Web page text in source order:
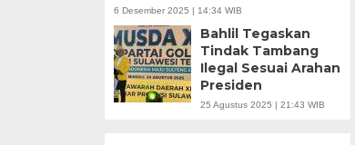
6 Desember 2025 | 14:34 WIB
Bahlil Tegaskan
Tindak Tambang
Ilegal Sesuai Arahan
Presiden
25 Agustus 2025 | 21:43 WIB